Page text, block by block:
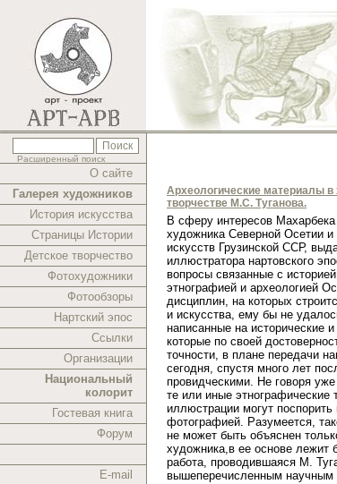
Расширенный поиск
О сайте
Галерея художников
История искусства
Страницы Истории
Детское творчество
Фотохудожники
Фотообзоры
Нартский эпос
Ссылки
Организации
Национальный
колорит
Гостевая книга
Форум
E-mail
Археологические материалы
творчестве М.С. Туганова.
В cферу интересов Махарбека
художника Северной Осетии и
искусств Грузинской ССР,
иллюстратора нартовского
вопросы связанные с
этнографией и археологией
дисциплин, на которых
и искусства, ему бы не
написанные на исторические
которые по своей
точности, в плане передачи
сегодня, спустя много лет
провидческими. Не говоря
те или иные этнографические
иллюстрации могут поспорить
фотографией. Разумеется,
не может быть объяснен
художника,в ее основе лежит
работа, проводившаяся М.
вышеперечисленным научным